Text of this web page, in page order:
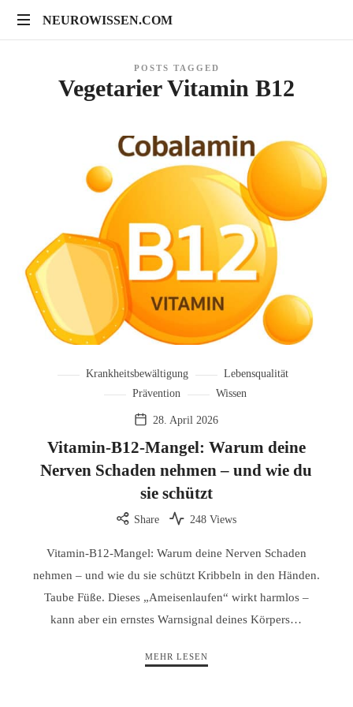
NEUROWISSEN.COM
NEUROWISSEN.COM
Gehirngesundheit,
neuropsychologische
POSTS TAGGED
Vegetarier Vitamin B12
Krankheitsbewältigung
Lebensqualität
Prävention
Wissen
28. April 2026
Vitamin-B12-Mangel: Warum deine
Nerven Schaden nehmen – und wie du
sie schützt
Share 248 Views
Vitamin-B12-Mangel: Warum deine Nerven Schaden
nehmen – und wie du sie schützt Kribbeln in den Händen.
Taube Füße. Dieses „Ameisenlaufen“ wirkt harmlos –
kann aber ein ernstes Warnsignal deines Körpers…
MEHR LESEN